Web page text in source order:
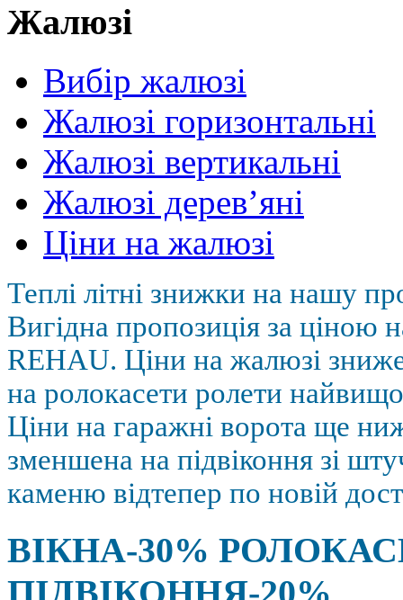
Жалюзі
Вибір жалюзі
Жалюзі горизонтальні
Жалюзі вертикальні
Жалюзі дерев’яні
Ціни на жалюзі
Теплі літні знижки на нашу
Вигідна пропозиція за ціною
REHAU. Ціни на жалюзі
на ролокасети ролети
Ціни на гаражні ворота ще
зменшена на підвіконня зі
каменю відтепер по новій
ВІКНА-30%